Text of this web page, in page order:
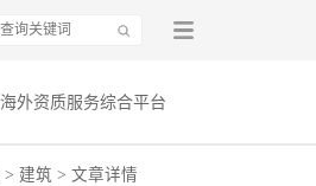
海外资质服务综合平台
> 建筑 > 文章详情